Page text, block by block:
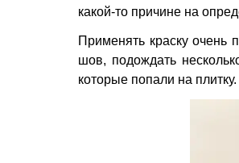
какой-то причине на
Применять краску очень
шов, подождать
которые попали на плитку.